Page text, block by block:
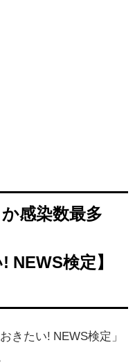
感染数最多
NEWS検定】
きたい! NEWS検定」